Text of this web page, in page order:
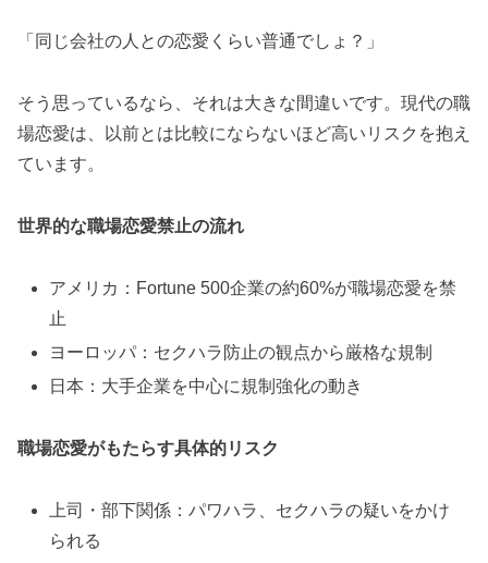
「同じ会社の人との恋愛くらい普通でしょ？」
そう思っているなら、それは大きな間違いです。現代の職
場恋愛は、以前とは比較にならないほど高いリスクを抱え
ています。
世界的な職場恋愛禁止の流れ
アメリカ：Fortune 500企業の約60%が職場恋愛を禁
止
ヨーロッパ：セクハラ防止の観点から厳格な規制
日本：大手企業を中心に規制強化の動き
職場恋愛がもたらす具体的リスク
上司・部下関係：パワハラ、セクハラの疑いをかけ
られる